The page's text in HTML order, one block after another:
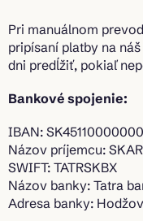
Pri manuálnom
pripísaní platby na
dni predĺžiť, pokiaľ
Bankové spojenie:
IBAN:
Názov príjemcu:
SWIFT: TATRSKBX
Názov banky: Tatra
Adresa banky: